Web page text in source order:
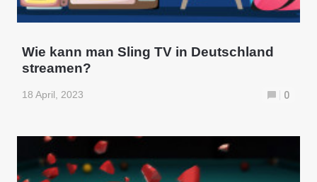
Wie kann man Sling TV in Deutschland
streamen?
18 April, 2023 0